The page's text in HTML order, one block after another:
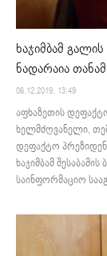
ხაჯიმბამ
ნადარაია
06.12.2019. 13:49
აფხაზეთის
ხელმძღვანელი,
დეფაქტო
ხაჯიმბამ
საინფორმაციო